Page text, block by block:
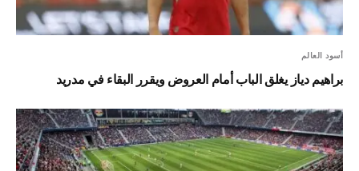
أسود العالم
براهيم دياز يغلق الباب أمام العروض ويقرر البقاء في مدريد